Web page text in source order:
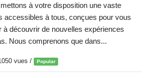
à votre disposition une vaste
accessibles à tous, conçues pour vous
à découvrir de nouvelles expériences
Nous comprenons que dans...
vues / Popular